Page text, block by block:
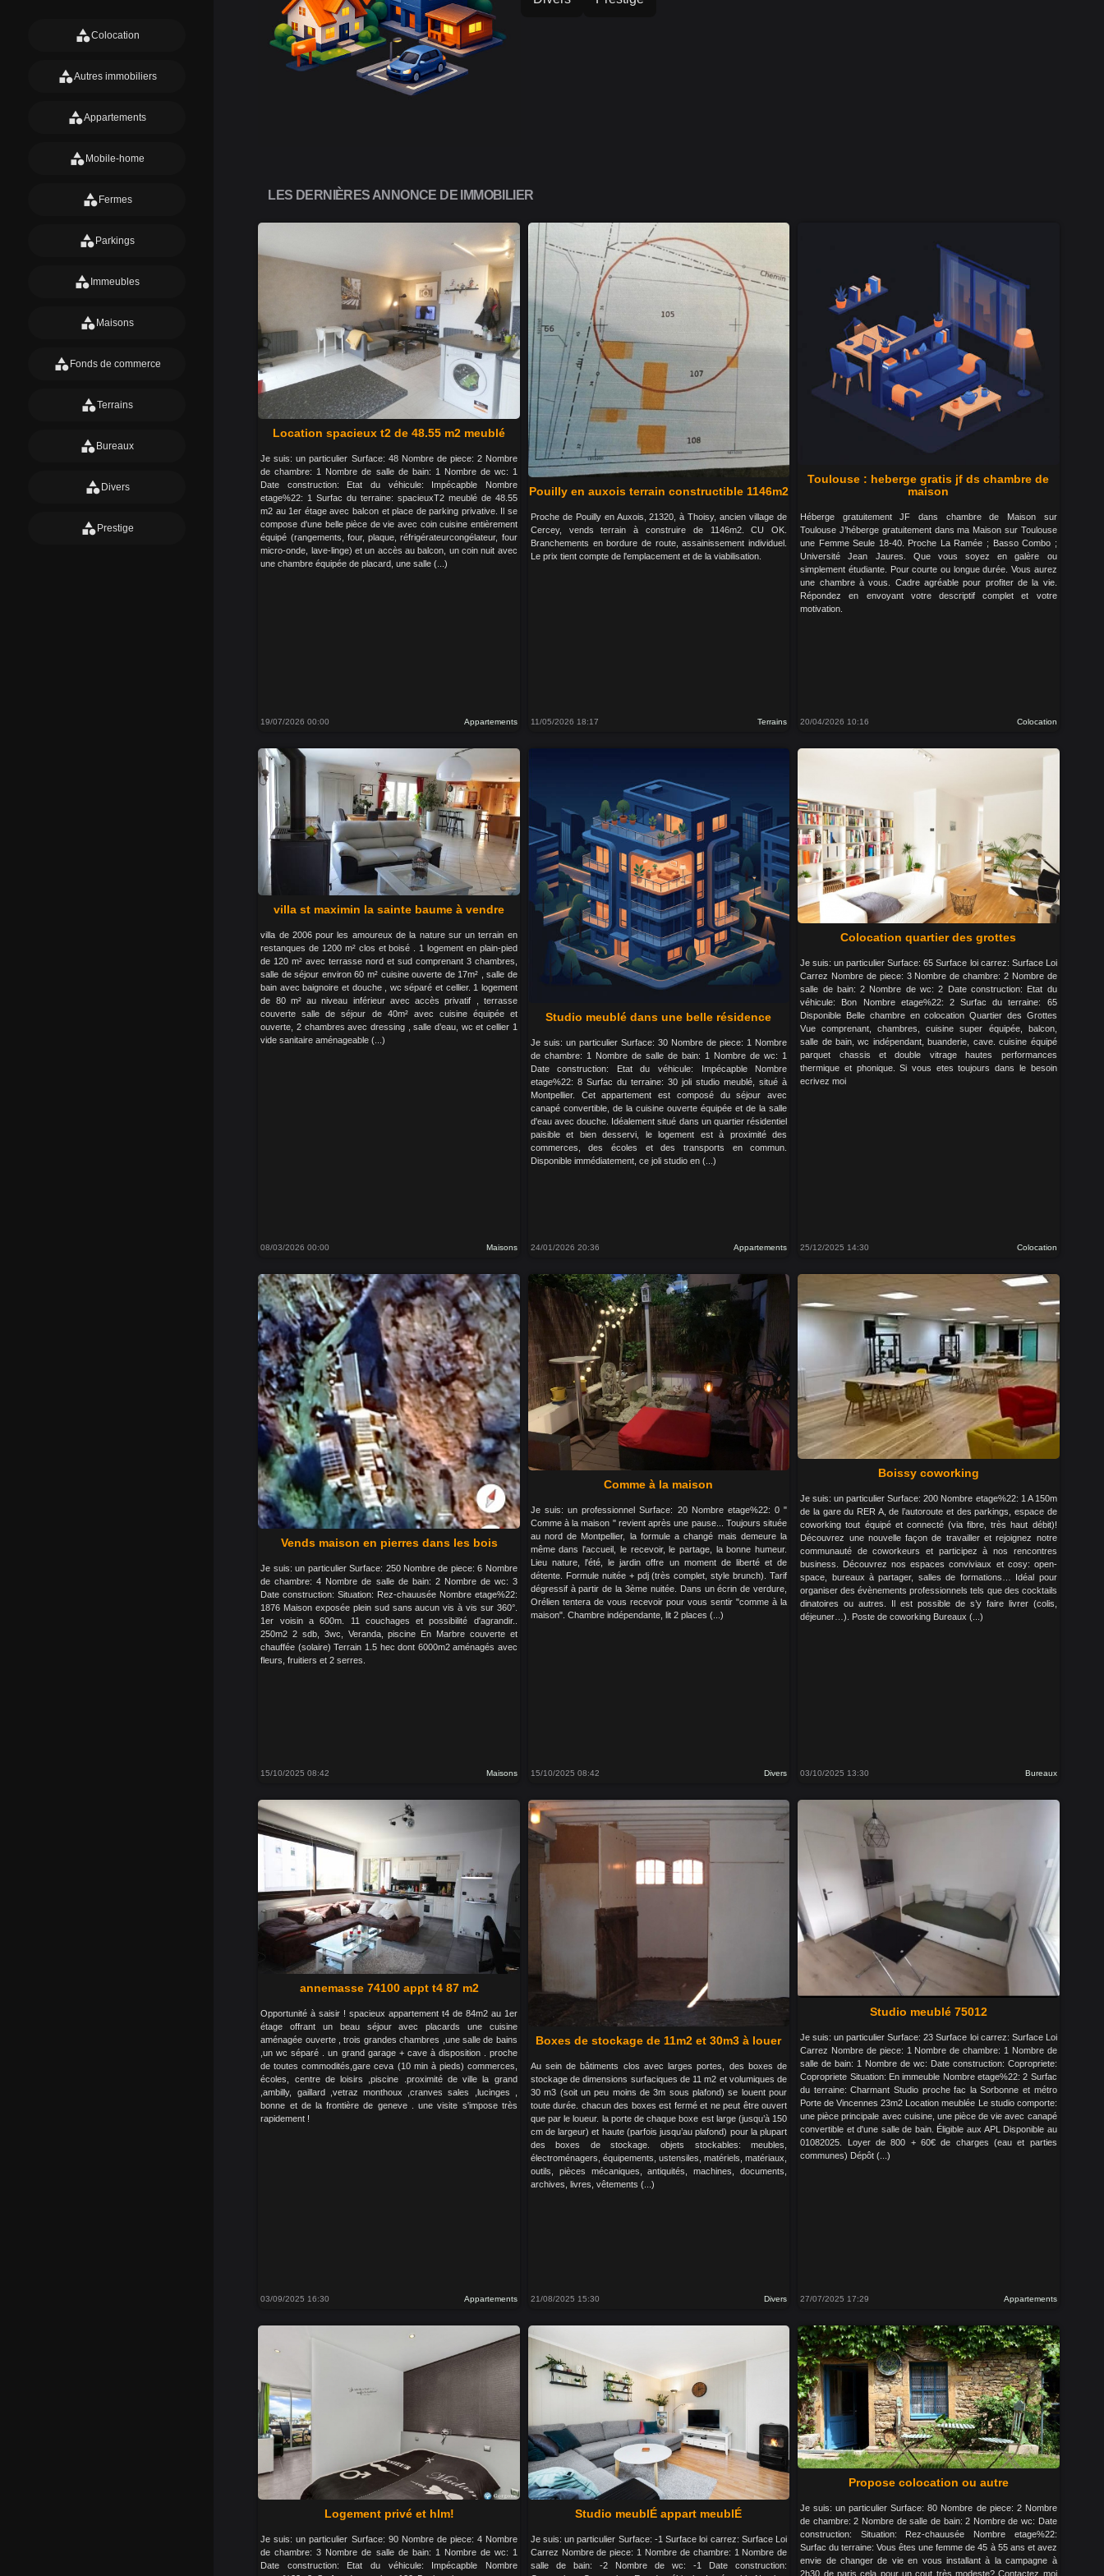
categoryColocation
categoryAutres immobiliers
categoryAppartements
category Mobile-home
category Fermes
category Parkings
category Immeubles
category Maisons
category Fonds de commerce
categoryTerrains
category Bureaux
category Divers
category Prestige
LES DERNIÈRES ANNONCE DE IMMOBILIER
Location spacieux t2 de 48.55 m2 meublé
Je suis: un particulier Surface: 48 Nombre de piece: 2 Nombre
de chambre: 1 Nombre de salle de bain: 1 Nombre de wc: 1
Date construction: Etat du véhicule: Impécapble Nombre
etage%22: 1 Surfac du terraine: spacieuxT2 meublé de 48.55
m2 au 1er étage avec balcon et place de parking privative. Il se
compose d'une belle pièce de vie avec coin cuisine entièrement
équipé (rangements, four, plaque, réfrigérateurcongélateur, four
micro-onde, lave-linge) et un accès au balcon, un coin nuit avec
une chambre équipée de placard, une salle (...)
19/07/2026 00:00 Appartements
Pouilly en auxois terrain constructible 1146m2
Proche de Pouilly en Auxois, 21320, à Thoisy, ancien village de
Cercey, vends terrain à construire de 1146m2. CU OK.
Branchements en bordure de route, assainissement individuel.
Le prix tient compte de l'emplacement et de la viabilisation.
11/05/2026 18:17 Terrains
Toulouse : heberge gratis jf ds chambre de
maison
Héberge gratuitement JF dans chambre de Maison sur
Toulouse J’héberge gratuitement dans ma Maison sur Toulouse
une Femme Seule 18-40. Proche La Ramée ; Basso Combo ;
Université Jean Jaures. Que vous soyez en galère ou
simplement étudiante. Pour courte ou longue durée. Vous aurez
une chambre à vous. Cadre agréable pour profiter de la vie.
Répondez en envoyant votre descriptif complet et votre
motivation.
20/04/2026 10:16 Colocation
villa st maximin la sainte baume à vendre
villa de 2006 pour les amoureux de la nature sur un terrain en
restanques de 1200 m² clos et boisé . 1 logement en plain-pied
de 120 m² avec terrasse nord et sud comprenant 3 chambres,
salle de séjour environ 60 m² cuisine ouverte de 17m² , salle de
bain avec baignoire et douche , wc séparé et cellier. 1 logement
de 80 m² au niveau inférieur avec accès privatif , terrasse
couverte salle de séjour de 40m² avec cuisine équipée et
ouverte, 2 chambres avec dressing , salle d’eau, wc et cellier 1
vide sanitaire aménageable (...)
08/03/2026 00:00 Maisons
Studio meublé dans une belle résidence
Je suis: un particulier Surface: 30 Nombre de piece: 1 Nombre
de chambre: 1 Nombre de salle de bain: 1 Nombre de wc: 1
Date construction: Etat du véhicule: Impécapble Nombre
etage%22: 8 Surfac du terraine: 30 joli studio meublé, situé à
Montpellier. Cet appartement est composé du séjour avec
canapé convertible, de la cuisine ouverte équipée et de la salle
d'eau avec douche. Idéalement situé dans un quartier résidentiel
paisible et bien desservi, le logement est à proximité des
commerces, des écoles et des transports en commun.
Disponible immédiatement, ce joli studio en (...)
24/01/2026 20:36 Appartements
Colocation quartier des grottes
Je suis: un particulier Surface: 65 Surface loi carrez: Surface Loi
Carrez Nombre de piece: 3 Nombre de chambre: 2 Nombre de
salle de bain: 2 Nombre de wc: 2 Date construction: Etat du
véhicule: Bon Nombre etage%22: 2 Surfac du terraine: 65
Disponible Belle chambre en colocation Quartier des Grottes
Vue comprenant, chambres, cuisine super équipée, balcon,
salle de bain, wc indépendant, buanderie, cave. cuisine équipé
parquet chassis et double vitrage hautes performances
thermique et phonique. Si vous etes toujours dans le besoin
ecrivez moi
25/12/2025 14:30 Colocation
Vends maison en pierres dans les bois
Je suis: un particulier Surface: 250 Nombre de piece: 6 Nombre
de chambre: 4 Nombre de salle de bain: 2 Nombre de wc: 3
Date construction: Situation: Rez-chauusée Nombre etage%22:
1876 Maison exposée plein sud sans aucun vis à vis sur 360°.
1er voisin a 600m. 11 couchages et possibilité d'agrandir..
250m2 2 sdb, 3wc, Veranda, piscine En Marbre couverte et
chauffée (solaire) Terrain 1.5 hec dont 6000m2 aménagés avec
fleurs, fruitiers et 2 serres.
15/10/2025 08:42 Maisons
Comme à la maison
Je suis: un professionnel Surface: 20 Nombre etage%22: 0 "
Comme à la maison " revient après une pause... Toujours située
au nord de Montpellier, la formule a changé mais demeure la
même dans l'accueil, le recevoir, le partage, la bonne humeur.
Lieu nature, l'été, le jardin offre un moment de liberté et de
détente. Formule nuitée + pdj (très complet, style brunch). Tarif
dégressif à partir de la 3ème nuitée. Dans un écrin de verdure,
Orélien tentera de vous recevoir pour vous sentir "comme à la
maison". Chambre indépendante, lit 2 places (...)
15/10/2025 08:42 Divers
Boissy coworking
Je suis: un particulier Surface: 200 Nombre etage%22: 1 A 150m
de la gare du RER A, de l’autoroute et des parkings, espace de
coworking tout équipé et connecté (via fibre, très haut débit)!
Découvrez une nouvelle façon de travailler et rejoignez notre
communauté de coworkeurs et participez à nos rencontres
business. Découvrez nos espaces conviviaux et cosy: open-
space, bureaux à partager, salles de formations… Idéal pour
organiser des évènements professionnels tels que des cocktails
dinatoires ou autres. Il est possible de s’y faire livrer (colis,
déjeuner…). Poste de coworking Bureaux (...)
03/10/2025 13:30 Bureaux
annemasse 74100 appt t4 87 m2
Opportunité à saisir ! spacieux appartement t4 de 84m2 au 1er
étage offrant un beau séjour avec placards une cuisine
aménagée ouverte , trois grandes chambres ,une salle de bains
,un wc séparé . un grand garage + cave à disposition . proche
de toutes commodités,gare ceva (10 min à pieds) commerces,
écoles, centre de loisirs ,piscine .proximité de ville la grand
,ambilly, gaillard ,vetraz monthoux ,cranves sales ,lucinges ,
bonne et de la frontière de geneve . une visite s'impose très
rapidement !
03/09/2025 16:30 Appartements
Boxes de stockage de 11m2 et 30m3 à louer
Au sein de bâtiments clos avec larges portes, des boxes de
stockage de dimensions surfaciques de 11 m2 et volumiques de
30 m3 (soit un peu moins de 3m sous plafond) se louent pour
toute durée. chacun des boxes est fermé et ne peut être ouvert
que par le loueur. la porte de chaque boxe est large (jusqu’à 150
cm de largeur) et haute (parfois jusqu’au plafond) pour la plupart
des boxes de stockage. objets stockables: meubles,
électroménagers, équipements, ustensiles, matériels, matériaux,
outils, pièces mécaniques, antiquités, machines, documents,
archives, livres, vêtements (...)
21/08/2025 15:30 Divers
Studio meublé 75012
Je suis: un particulier Surface: 23 Surface loi carrez: Surface Loi
Carrez Nombre de piece: 1 Nombre de chambre: 1 Nombre de
salle de bain: 1 Nombre de wc: Date construction: Copropriete:
Copropriete Situation: En immeuble Nombre etage%22: 2 Surfac
du terraine: Charmant Studio proche fac la Sorbonne et métro
Porte de Vincennes 23m2 Location meublée Le studio comporte:
une pièce principale avec cuisine, une pièce de vie avec canapé
convertible et d'une salle de bain. Éligible aux APL Disponible au
01082025. Loyer de 800 + 60€ de charges (eau et parties
communes) Dépôt (...)
27/07/2025 17:29 Appartements
Logement privé et hlm!
Je suis: un particulier Surface: 90 Nombre de piece: 4 Nombre
de chambre: 3 Nombre de salle de bain: 1 Nombre de wc: 1
Date construction: Etat du véhicule: Impécapble Nombre
Studio meublÉ appart meublÉ
Je suis: un particulier Surface: -1 Surface loi carrez: Surface Loi
Carrez Nombre de piece: 1 Nombre de chambre: 1 Nombre de
salle de bain: -2 Nombre de wc: -1 Date construction:
Propose colocation ou autre
Je suis: un particulier Surface: 80 Nombre de piece: 2 Nombre
de chambre: 2 Nombre de salle de bain: 2 Nombre de wc: Date
construction: Situation: Rez-chauusée Nombre etage%22:
Surfac du terraine: Vous êtes une femme de 45 à 55 ans et avez
envie de changer de vie en vous installant à la campagne à
2h30 de paris cela pour un cout très modeste? Contactez moi